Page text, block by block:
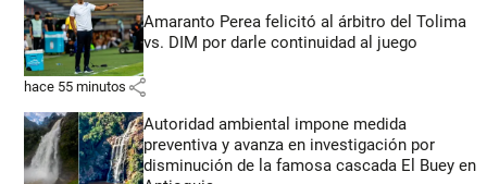
Amaranto Perea felicitó al árbitro del Tolima
vs. DIM por darle continuidad al juego
hace 55 minutos share
Autoridad ambiental impone medida
preventiva y avanza en investigación por
disminución de la famosa cascada El Buey en